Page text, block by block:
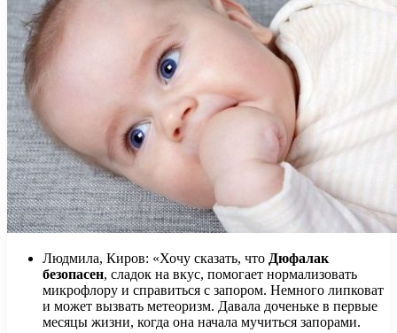
Людмила, Киров: «Хочу сказать, что Дюфалак
безопасен, сладок на вкус, помогает нормализовать
микрофлору и справиться с запором. Немного липковат
и может вызвать метеоризм. Давала доченьке в первые
месяцы жизни, когда она начала мучиться запорами.